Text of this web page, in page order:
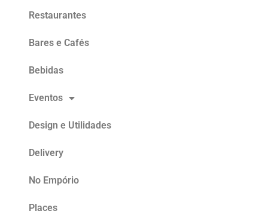
Restaurantes
Bares e Cafés
Bebidas
Eventos
Design e Utilidades
Delivery
No Empório
Places